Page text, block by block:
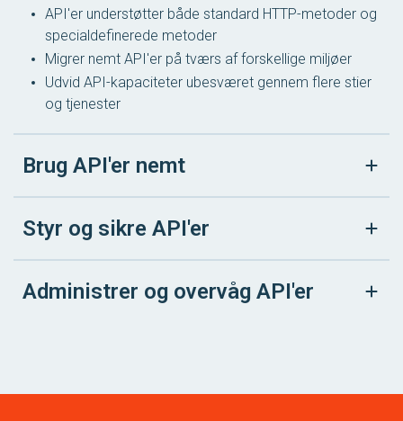
API'er understøtter både standard HTTP-metoder og
specialdefinerede metoder
Migrer nemt API'er på tværs af forskellige miljøer
Udvid API-kapaciteter ubesværet gennem flere stier
og tjenester
Brug API'er nemt
Styr og sikre API'er
Administrer og overvåg API'er